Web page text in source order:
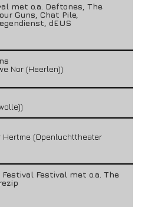
met o.a. Deftones, The
Guns, Chat Pile,
dEUS
Nor (Heerlen))
(Openluchttheater
Festival met o.a. The